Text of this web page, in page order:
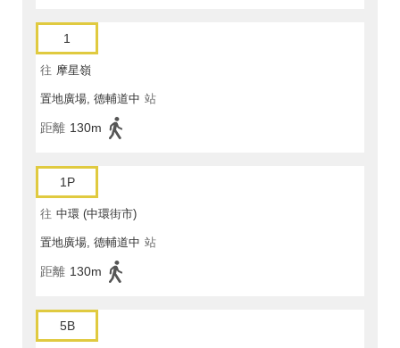
1
往 摩星嶺
置地廣場, 德輔道中 站
距離 130m
1P
往 中環 (中環街市)
置地廣場, 德輔道中 站
距離 130m
5B